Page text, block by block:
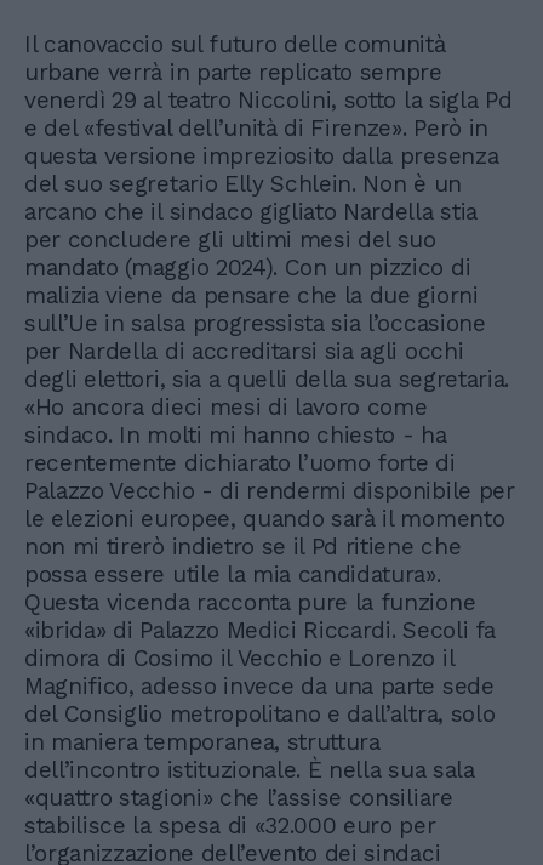
Il canovaccio sul futuro delle comunità
urbane verrà in parte replicato sempre
venerdì 29 al teatro Niccolini, sotto la sigla Pd
e del «festival dell’unità di Firenze». Però in
questa versione impreziosito dalla presenza
del suo segretario Elly Schlein. Non è un
arcano che il sindaco gigliato Nardella stia
per concludere gli ultimi mesi del suo
mandato (maggio 2024). Con un pizzico di
malizia viene da pensare che la due giorni
sull’Ue in salsa progressista sia l’occasione
per Nardella di accreditarsi sia agli occhi
degli elettori, sia a quelli della sua segretaria.
«Ho ancora dieci mesi di lavoro come
sindaco. In molti mi hanno chiesto - ha
recentemente dichiarato l’uomo forte di
Palazzo Vecchio - di rendermi disponibile per
le elezioni europee, quando sarà il momento
non mi tirerò indietro se il Pd ritiene che
possa essere utile la mia candidatura».
Questa vicenda racconta pure la funzione
«ibrida» di Palazzo Medici Riccardi. Secoli fa
dimora di Cosimo il Vecchio e Lorenzo il
Magnifico, adesso invece da una parte sede
del Consiglio metropolitano e dall’altra, solo
in maniera temporanea, struttura
dell’incontro istituzionale. È nella sua sala
«quattro stagioni» che l’assise consiliare
stabilisce la spesa di «32.000 euro per
l’organizzazione dell’evento dei sindaci